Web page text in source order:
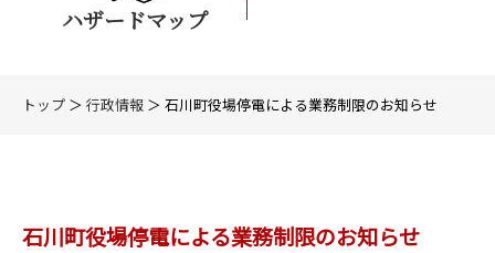
ハザードマップ
トップ ＞ 行政情報 ＞ 石川町役場停電による業務制限のお知らせ
石川町役場停電による業務制限のお知らせ